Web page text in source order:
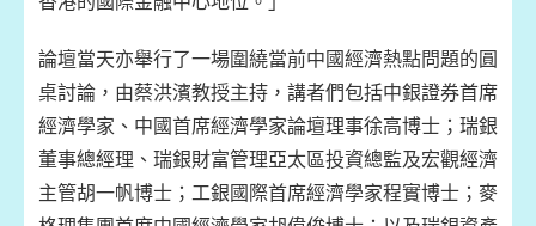
論壇當天亦舉行了一場圍繞當前中國經濟熱點問題的圓
桌討論，由蔡洪濱教授主持，講者們包括中銀證券首席
經濟學家、中國首席經濟學家論壇理事徐高博士；瑞銀
董事總經理、瑞銀財富管理亞太區投資總監及宏觀經濟
主管胡一帆博士；工銀國際首席經濟學家程實博士；麥